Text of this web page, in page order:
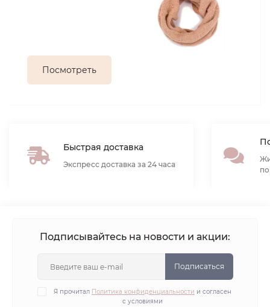
Посмотреть
Быстрая доставка
Экспресс доставка за 24 часа
Подписывайтесь на новости и акции:
Подписаться
Я прочитал Политика конфиденциальности и согласен
с условиями